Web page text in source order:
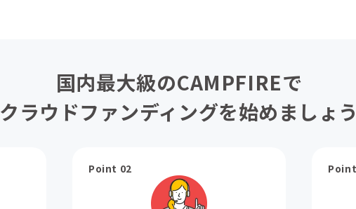
国内最大級のCAMPFIREで
クラウドファンディングを始めましょう
Point 02